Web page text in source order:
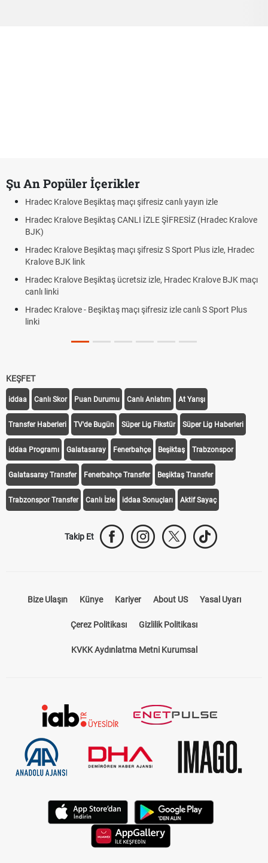
Şu An Popüler İçerikler
Hradec Kralove Beşiktaş maçı şifresiz canlı yayın izle
Hradec Kralove Beşiktaş CANLI İZLE ŞİFRESİZ (Hradec Kralove
BJK)
Hradec Kralove Beşiktaş maçı şifresiz S Sport Plus izle, Hradec
Kralove BJK link
Hradec Kralove Beşiktaş ücretsiz izle, Hradec Kralove BJK maçı
canlı linki
Hradec Kralove - Beşiktaş maçı şifresiz izle canlı S Sport Plus
linki
KEŞFET
iddaa Canlı Skor Puan Durumu Canlı Anlatım At Yarışı
Transfer Haberleri TV'de Bugün Süper Lig Fikstür Süper Lig Haberleri
iddaa Programı Galatasaray Fenerbahçe Beşiktaş Trabzonspor
Galatasaray Transfer Fenerbahçe Transfer Beşiktaş Transfer
Trabzonspor Transfer Canlı İzle iddaa Sonuçları Aktif Sayaç
Takip Et
Bize Ulaşın Künye Kariyer About US Yasal Uyarı
Çerez Politikası Gizlilik Politikası
KVKK Aydınlatma Metni Kurumsal